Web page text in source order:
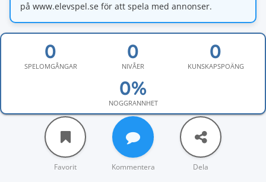
på www.elevspel.se för att spela med annonser.
SPELOMGÅNGAR NIVÅER KUNSKAPSPOÄNG
NOGGRANNHET
Favorit Kommentera Dela